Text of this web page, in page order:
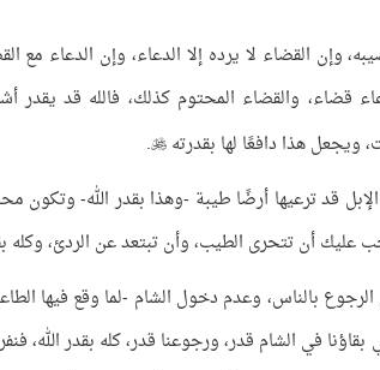
وإن القضاء لا يرده إلا الدعاء، وإن الدعاء مع
قضاء، والقضاء المحتوم كذلك، فالله قد يقدر
ويجعل هذا دافعًا لها بقدرته 
.
قد ترعيها أرضًا طيبة -وهذا بقدر الله- وتكون
عليك أن تتحرى الطيب، وأن تبتعد عن الردئ، وكله
بالناس، وعدم دخول الشام -لما وقع فيها
في الشام قدر، ورجوعنا قدر، كله بقدر الله،